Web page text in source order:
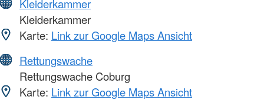
Kleiderkammer
Kleiderkammer
Karte: Link zur Google Maps Ansicht
Rettungswache
Rettungswache Coburg
Karte: Link zur Google Maps Ansicht